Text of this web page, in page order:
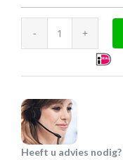
rond
Heeft u advies nodig?